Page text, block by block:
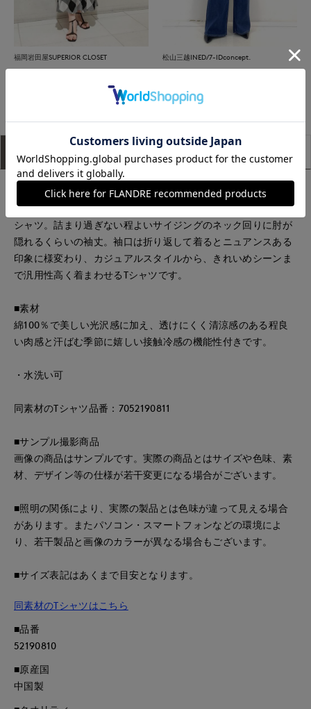
福岡岩田屋SUPERIOR CLOSET 松山三越INED/7-IDconcept.
もっと見る
■デザイン
ゆとりのある身巾でリラックス感のあるシルエットの五分袖T
シャツ。詰まり過ぎない程よいサイジングのネック回りに肘が
隠れるくらいの袖丈。袖口は折り返して着るとニュアンスある
印象に様変わり、カジュアルスタイルから、きれいめシーンま
で汎用性高く着まわせるTシャツです。
■素材
綿100％で美しい光沢感に加え、透けにくく清涼感のある程良
い肉感と汗ばむ季節に嬉しい接触冷感の機能性付きです。
・水洗い可
同素材のTシャツ品番：7052190811
■サンプル撮影商品
画像の商品はサンプルです。実際の商品とはサイズや色味、素
材、デザイン等の仕様が若干変更になる場合がございます。
■照明の関係により、実際の製品とは色味が違って見える場合
があります。またパソコン・スマートフォンなどの環境によ
り、若干製品と画像のカラーが異なる場合もございます。
■サイズ表記はあくまで目安となります。
同素材のTシャツはこちら
■品番
52190810
■原産国
中国製